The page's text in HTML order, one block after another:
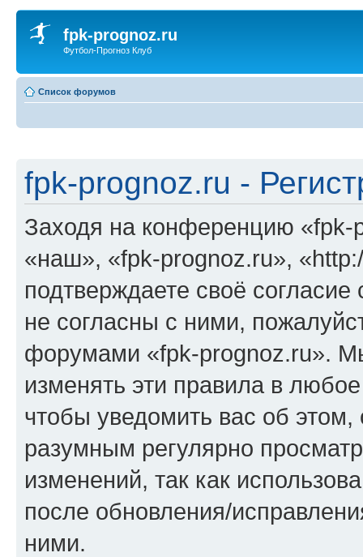
fpk-prognoz.ru
Футбол-Прогноз Клуб
Список форумов
fpk-prognoz.ru -
Заходя на конференцию
«наш», «fpk-prognoz.ru»,
подтверждаете своё
не согласны с ними,
форумами «fpk-prognoz.ru».
изменять эти правила в
чтобы уведомить вас об
разумным регулярно
изменений, так как
после обновления/
ними.